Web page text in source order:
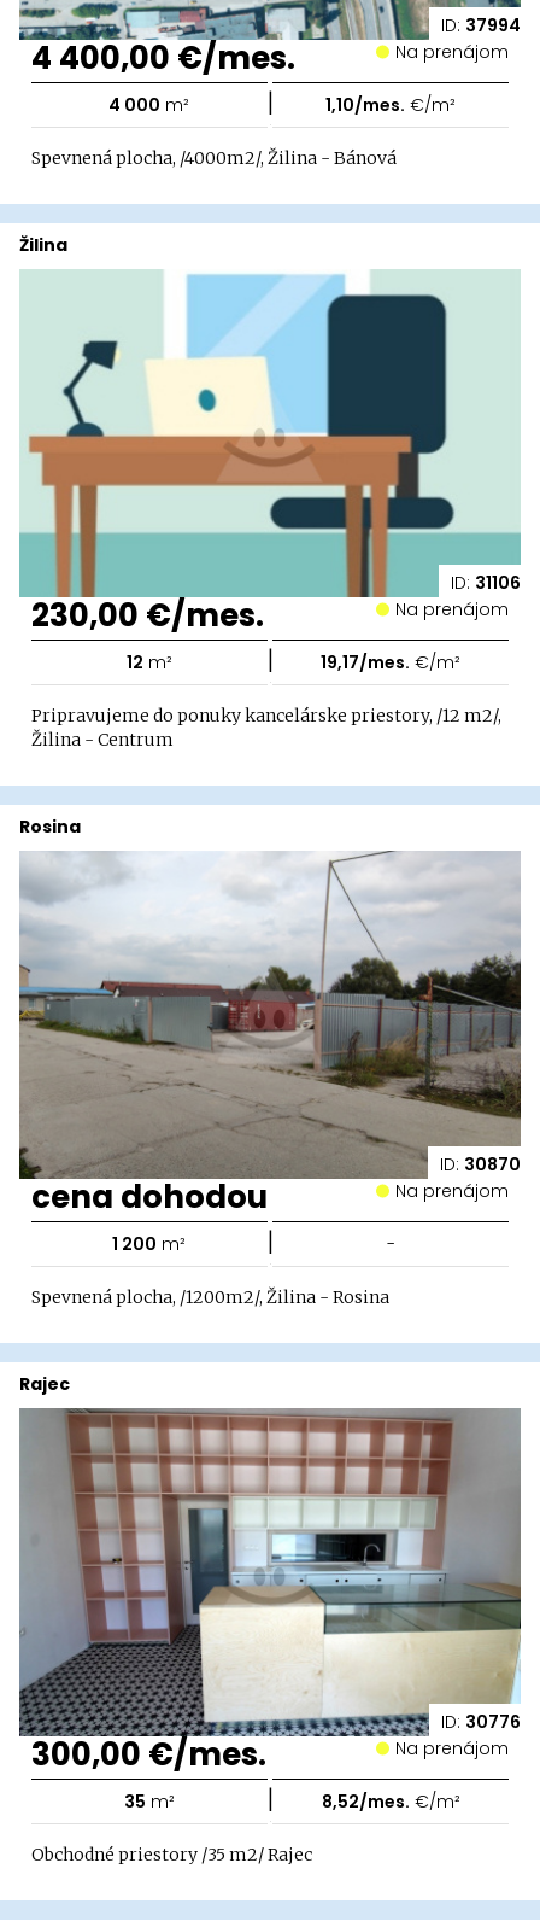
ID: 37994
4 400,00 €/mes. Na prenájom
4 000 m² | 1,10/mes. €/m²
Spevnená plocha, /4000m2/, Žilina - Bánová
ID: 31106
Žilina
230,00 €/mes. Na prenájom
12 m² | 19,17/mes. €/m²
Pripravujeme do ponuky kancelárske priestory, /12 m2/,
Žilina - Centrum
ID: 30870
Rosina
cena dohodou Na prenájom
1 200 m² | -
Spevnená plocha, /1200m2/, Žilina - Rosina
ID: 30776
Rajec
300,00 €/mes. Na prenájom
35 m² | 8,52/mes. €/m²
Obchodné priestory /35 m2/ Rajec